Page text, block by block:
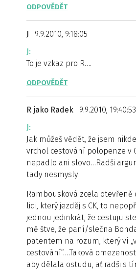
ODPOVĚDĚT
J
9.9.2010, 9:18:05
J:
To je vzkaz pro R….
ODPOVĚDĚT
R jako Radek
9.9.2010, 19:40:53
J:
Jak můžeš vědět, že jsem
vrchol cestování polopenze v
nepadlo ani slovo…Radši
tady nesmysly.
Rambousková zcela otevřeně
lidi, který jezděj s CK, to
jednou jedinkrát, že cestuju
mě štve, že paní/slečna
patentem na rozum, který ví
cestování“….Taková
aby dělala ostudu, ať radši s